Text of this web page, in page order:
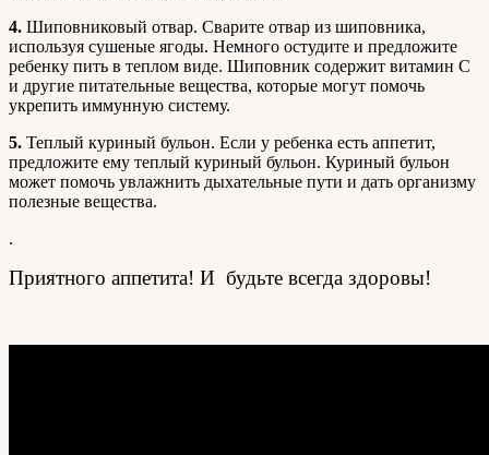
4. Шиповниковый отвар. Сварите отвар из шиповника,
используя сушеные ягоды. Немного остудите и предложите
ребенку пить в теплом виде. Шиповник содержит витамин C
и другие питательные вещества, которые могут помочь
укрепить иммунную систему.
5. Теплый куриный бульон. Если у ребенка есть аппетит,
предложите ему теплый куриный бульон. Куриный бульон
может помочь увлажнить дыхательные пути и дать организму
полезные вещества.
.
Приятного аппетита! И будьте всегда здоровы!